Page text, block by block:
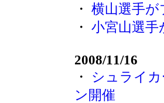
・ 横山選手
・ 小宮山選
2008/11/16
・ シュライ
ン開催